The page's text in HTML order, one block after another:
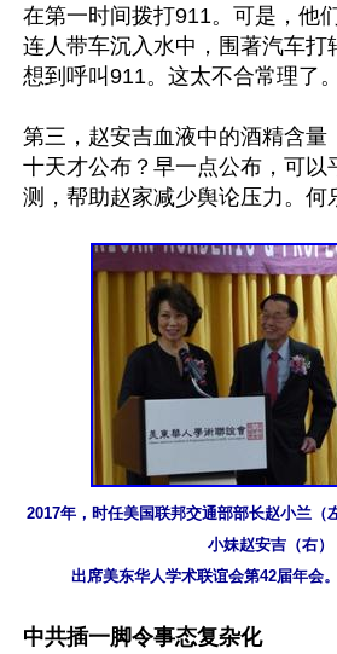
在第一时间拨打911。可是，他
连人带车沉入水中，围著汽车打
想到呼叫911。这太不合常理了。
第三，赵安吉血液中的酒精含量
十天才公布？早一点公布，可以
测，帮助赵家减少舆论压力。何
2017年，时任美国联邦交通部部长赵小兰（
小妹赵安吉（右）
出席美东华人学术联谊会第42届年会
中共插一脚令事态复杂化